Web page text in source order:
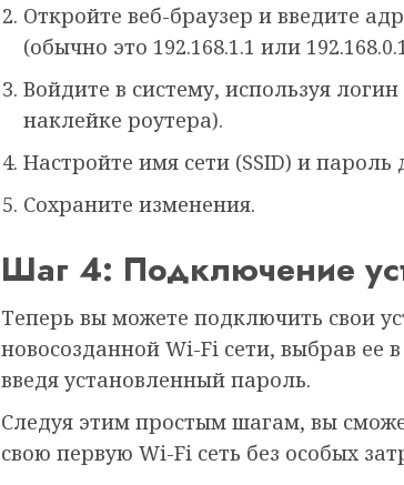
Откройте веб-браузер и введите
(обычно это 192.168.1.1 или
Войдите в систему, используя
наклейке роутера).
Настройте имя сети (SSID) и пароль
Сохраните изменения.
Шаг 4: Подключение
Теперь вы можете подключить свои
новосозданной Wi-Fi сети, выбрав ее
введя установленный пароль.
Следуя этим простым шагам, вы
свою первую Wi-Fi сеть без особых